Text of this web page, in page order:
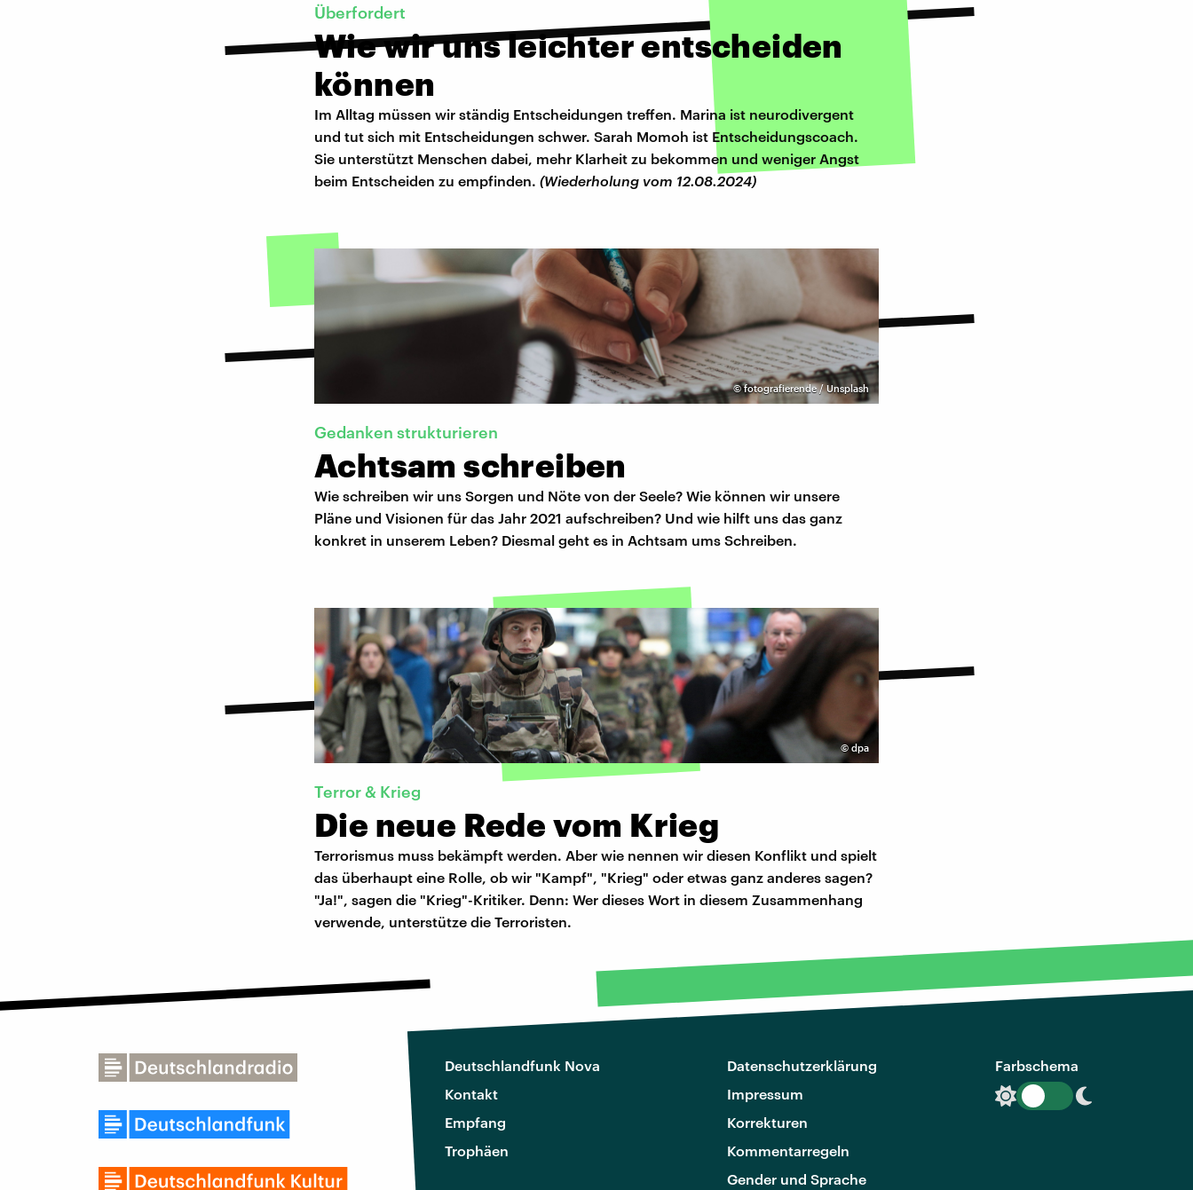
Überfordert
Wie wir uns leichter entscheiden
können
Im Alltag müssen wir ständig Entscheidungen treffen. Marina ist neurodivergent
und tut sich mit Entscheidungen schwer. Sarah Momoh ist Entscheidungscoach.
Sie unterstützt Menschen dabei, mehr Klarheit zu bekommen und weniger Angst
beim Entscheiden zu empfinden. (Wiederholung vom 12.08.2024)
©fotografierende / Unsplash
Gedanken strukturieren
Achtsam schreiben
Wie schreiben wir uns Sorgen und Nöte von der Seele? Wie können wir unsere
Pläne und Visionen für das Jahr 2021 aufschreiben? Und wie hilft uns das ganz
konkret in unserem Leben? Diesmal geht es in Achtsam ums Schreiben.
© dpa
Terror & Krieg
Die neue Rede vom Krieg
Terrorismus muss bekämpft werden. Aber wie nennen wir diesen Konflikt und spielt
das überhaupt eine Rolle, ob wir "Kampf", "Krieg" oder etwas ganz anderes sagen?
"Ja!", sagen die "Krieg"-Kritiker. Denn: Wer dieses Wort in diesem Zusammenhang
verwende, unterstütze die Terroristen.
Deutschlandfunk Nova
Kontakt
Empfang
Trophäen
Datenschutzerklärung
Impressum
Korrekturen
Kommentarregeln
Gender und Sprache
Farbschema